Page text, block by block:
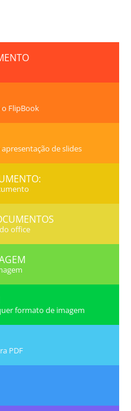
FlipBook
de slides
office
formato de imagem
PDF